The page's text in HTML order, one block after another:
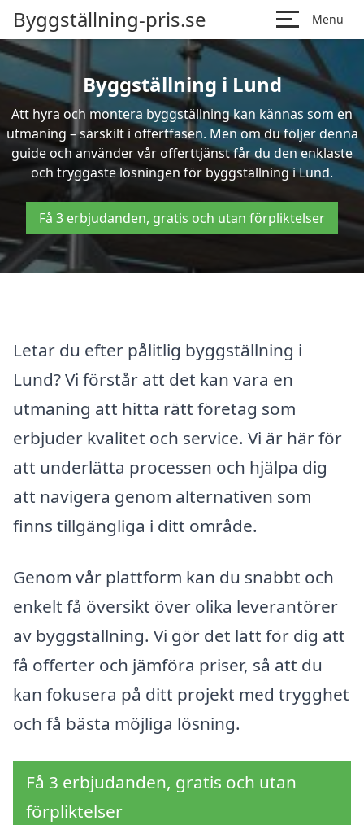
Byggställning-pris.se Menu
Byggställning i Lund
Att hyra och montera byggställning kan kännas som en
utmaning – särskilt i offertfasen. Men om du följer denna
guide och använder vår offerttjänst får du den enklaste
och tryggaste lösningen för byggställning i Lund.
Få 3 erbjudanden, gratis och utan förpliktelser
Letar du efter pålitlig byggställning i
Lund? Vi förstår att det kan vara en
utmaning att hitta rätt företag som
erbjuder kvalitet och service. Vi är här för
att underlätta processen och hjälpa dig
att navigera genom alternativen som
finns tillgängliga i ditt område.
Genom vår plattform kan du snabbt och
enkelt få översikt över olika leverantörer
av byggställning. Vi gör det lätt för dig att
få offerter och jämföra priser, så att du
kan fokusera på ditt projekt med trygghet
och få bästa möjliga lösning.
Få 3 erbjudanden, gratis och utan
förpliktelser